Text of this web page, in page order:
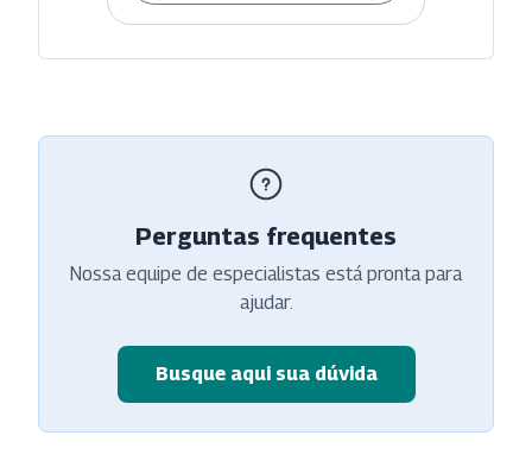
Perguntas frequentes
Nossa equipe de especialistas está pronta para
ajudar.
Busque aqui sua dúvida